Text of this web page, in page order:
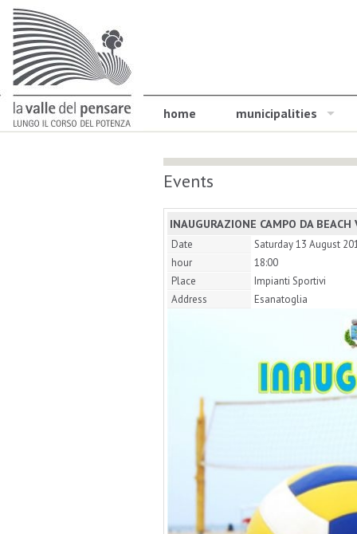
home municipalities
Events
INAUGURAZIONE CAMPO DA BEACH
Date
Saturday 13 August
hour
18:00
Place
Impianti Sportivi
Address
Esanatoglia